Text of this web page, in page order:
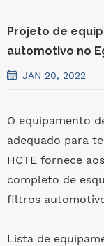
Projeto de
automotivo no
JAN 20, 2022
O equipamento
adequado para
HCTE fornece
completo de
filtros
Lista de